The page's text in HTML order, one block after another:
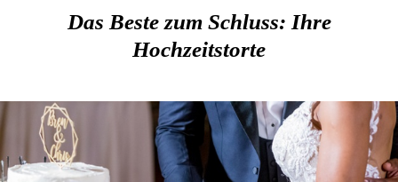
Das Beste zum Schluss: Ihre
Hochzeitstorte